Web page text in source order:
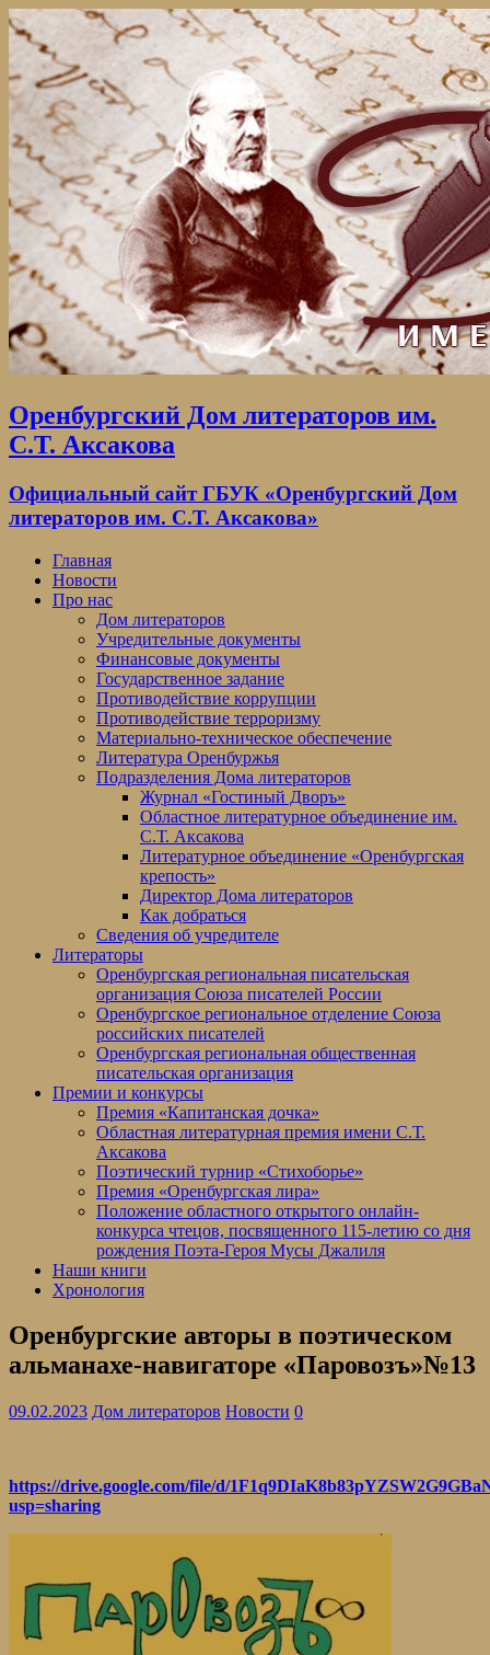
Оренбургский Дом литераторов им.
С.Т. Аксакова
Официальный сайт ГБУК «Оренбургский Дом
литераторов им. С.Т. Аксакова»
Главная
Новости
Про нас
Дом литераторов
Учредительные документы
Финансовые документы
Государственное задание
Противодействие коррупции
Противодействие терроризму
Материально-техническое обеспечение
Литература Оренбуржья
Подразделения Дома литераторов
Журнал «Гостиный Дворъ»
Областное литературное объединение им.
С.Т. Аксакова
Литературное объединение «Оренбургская
крепость»
Директор Дома литераторов
Как добраться
Сведения об учредителе
Литераторы
Оренбургская региональная писательская
организация Союза писателей России
Оренбургское региональное отделение Союза
российских писателей
Оренбургская региональная общественная
писательская организация
Премии и конкурсы
Премия «Капитанская дочка»
Областная литературная премия имени С.Т.
Аксакова
Поэтический турнир «Стихоборье»
Премия «Оренбургская лира»
Положение областного открытого онлайн-
конкурса чтецов, посвященного 115-летию со дня
рождения Поэта-Героя Мусы Джалиля
Наши книги
Хронология
Оренбургские авторы в поэтическом
альманахе-навигаторе «Паровозъ»№13
09.02.2023 Дом литераторов Новости 0
https://drive.google.com/file/d/
usp=sharing